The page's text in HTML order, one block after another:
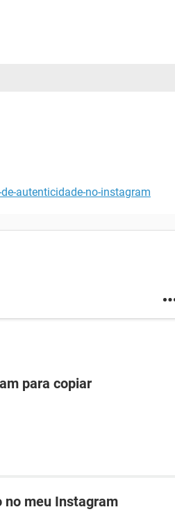
autenticidade-no-instagram
para copiar
no meu Instagram